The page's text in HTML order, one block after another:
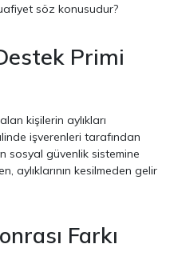
söz konusudur?
Primi
kişilerin aylıkları
işverenleri tarafından
sosyal güvenlik sistemine
aylıklarının kesilmeden gelir
Farkı